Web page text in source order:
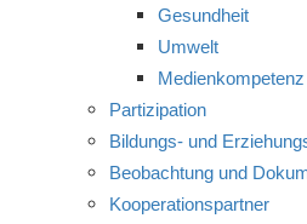
Gesundheit
Umwelt
Medienkompetenz
Partizipation
Bildungs- und
Beobachtung und
Kooperationspartner